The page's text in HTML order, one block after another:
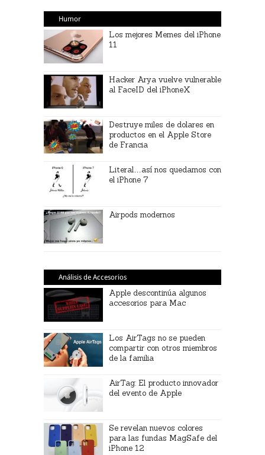
Humor
Los mejores Memes del iPhone
11
Hacker Arya vuelve vulnerable
al FaceID del iPhoneX
Destruye miles de dolares en
productos en el Apple Store
de Francia
Literal…así nos quedamos con
el iPhone 7
Airpods modernos
Análisis de Accesorios
Apple descontinúa algunos
accesorios para Mac
Los AirTags no se pueden
compartir con otros miembros
de la familia
AirTag: El producto innovador
del evento de Apple
Se revelan nuevos colores
para las fundas MagSafe del
iPhone 12